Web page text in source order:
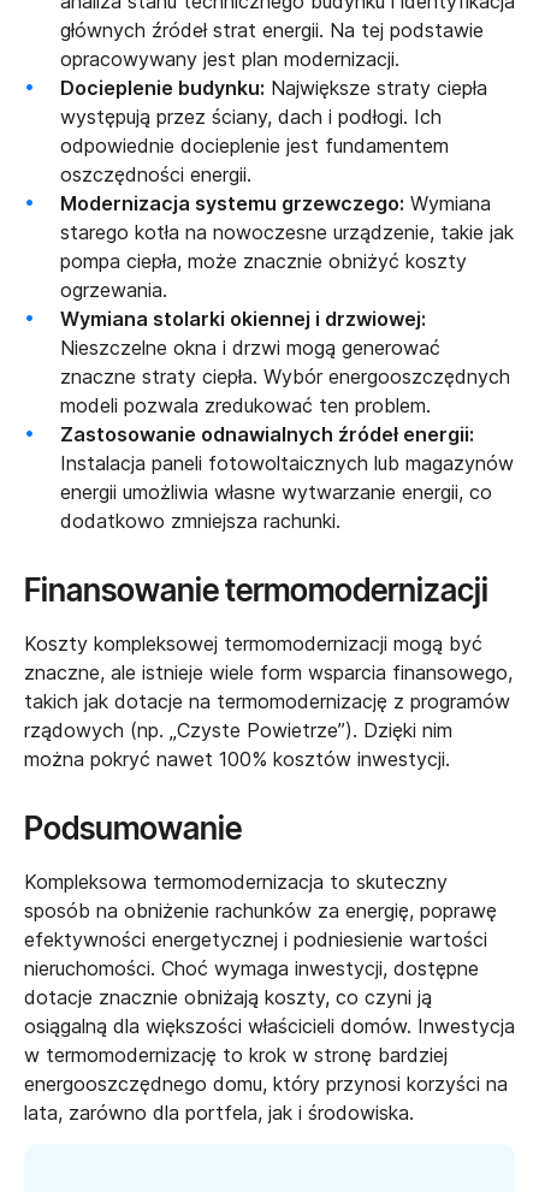
głównych źródeł strat energii. Na tej podstawie
opracowywany jest plan modernizacji.
Docieplenie budynku: Największe straty ciepła
występują przez ściany, dach i podłogi. Ich
odpowiednie docieplenie jest fundamentem
oszczędności energii.
Modernizacja systemu grzewczego: Wymiana
starego kotła na nowoczesne urządzenie, takie jak
pompa ciepła, może znacznie obniżyć koszty
ogrzewania.
Wymiana stolarki okiennej i drzwiowej:
Nieszczelne okna i drzwi mogą generować
znaczne straty ciepła. Wybór energooszczędnych
modeli pozwala zredukować ten problem.
Zastosowanie odnawialnych źródeł energii:
Instalacja paneli fotowoltaicznych lub magazynów
energii umożliwia własne wytwarzanie energii, co
dodatkowo zmniejsza rachunki.
Finansowanie termomodernizacji
Koszty kompleksowej termomodernizacji mogą być
znaczne, ale istnieje wiele form wsparcia finansowego,
takich jak dotacje na termomodernizację z programów
rządowych (np. „Czyste Powietrze”). Dzięki nim
można pokryć nawet 100% kosztów inwestycji.
Podsumowanie
Kompleksowa termomodernizacja to skuteczny
sposób na obniżenie rachunków za energię, poprawę
efektywności energetycznej i podniesienie wartości
nieruchomości. Choć wymaga inwestycji, dostępne
dotacje znacznie obniżają koszty, co czyni ją
osiągalną dla większości właścicieli domów. Inwestycja
w termomodernizację to krok w stronę bardziej
energooszczędnego domu, który przynosi korzyści na
lata, zarówno dla portfela, jak i środowiska.